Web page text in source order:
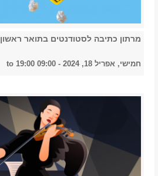
מרתון כתיבה לסטודנטים בתואר ראשון
חמישי, אפריל 18, 2024 - 09:00
19:00